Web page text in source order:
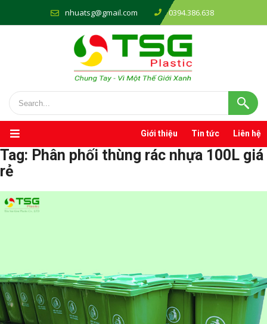
nhuatsg@gmail.com 0394.386.638
Giới thiệu Tin tức Liên hệ
Tag: Phân phối thùng rác nhựa 100L giá
rẻ